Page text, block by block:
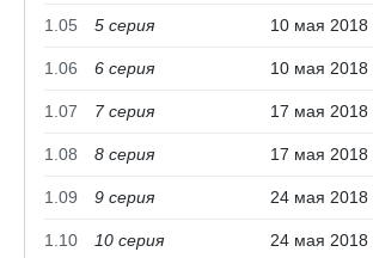
1.05 5 cерия 10 мая 2018
1.06 6 cерия 10 мая 2018
1.07 7 cерия 17 мая 2018
1.08 8 cерия 17 мая 2018
1.09 9 cерия 24 мая 2018
1.10 10 cерия 24 мая 2018